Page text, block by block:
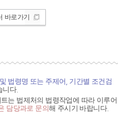
바로가기
법령명 또는 주제어, 기간별 조건검
니다.
는 법제처의 법령작업에 따라 이루어
담당과로 문의해 주시기 바랍니다.